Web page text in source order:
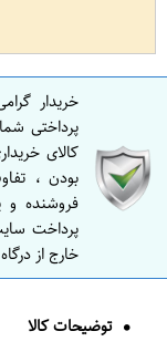
خریدار
پرداختی
کالای
بودن ،
فروشنده و
پرداخت
خارج از
توضیحات کالا